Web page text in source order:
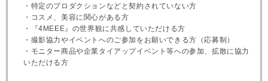
・特定のプロダクションなどと契約されていない方
・コスメ、美容に関心がある方
・『4MEEE』の世界観に共感していただける方
・撮影協力やイベントへのご参加をお願いできる方（応募制）
・モニター商品や企業タイアップイベント等への参加、拡散に協力
いただける方